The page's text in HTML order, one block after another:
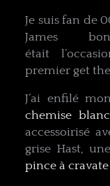
Je suis fan de
James
était
premier get
J’ai enfilé mon
chemise
accessoirisé
grise Hast,
pince à cravate